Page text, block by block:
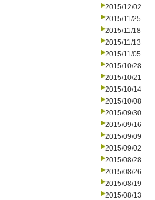
2015/12/02
2015/11/25
2015/11/18
2015/11/13
2015/11/05
2015/10/28
2015/10/21
2015/10/14
2015/10/08
2015/09/30
2015/09/16
2015/09/09
2015/09/02
2015/08/28
2015/08/26
2015/08/19
2015/08/13